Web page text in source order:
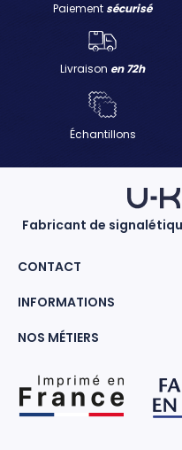
Paiement sécurisé
Livraison en 72h
Échantillons
Fabricant de
CONTACT
INFORMATIONS
NOS MÉTIERS